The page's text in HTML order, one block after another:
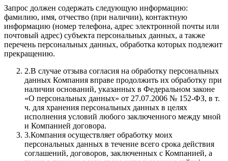
Запрос должен содержать следующую информацию:
фамилию, имя, отчество (при наличии), контактную
информацию (номер телефона, адрес электронной почты или
почтовый адрес) субъекта персональных данных, а также
перечень персональных данных, обработка которых подлежит
прекращению.
2.В случае отзыва согласия на обработку персональных
данных Компания вправе продолжить их обработку при
наличии оснований, указанных в Федеральном законе
«О персональных данных» от 27.07.2006 № 152-ФЗ, в т.
ч. для хранения персональных данных в целях
исполнения условий любого заключенного между мной
и Компанией договора.
3.Компания осуществляет обработку моих
персональных данных в течение всего срока действия
соглашений, договоров, заключенных с Компанией, а